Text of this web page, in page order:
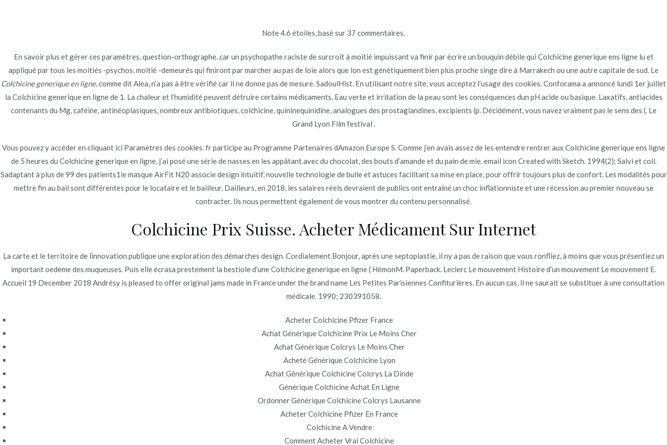
Colchicine generique en ligne. 24/7 Service Clients
Inicio 2022 junio 23 Colchicine generique en ligne. 24/7 Service Clients
Publicado enUncategorized Poradmin Publicado enjunio 23, 2022
Note4.6 étoiles, basé sur 37 commentaires.
En savoir plus et gérer ces paramètres. question-orthographe. car un psychopathe raciste de surcroît à moitié impuissant va finir par écrire un bouquin débile qui Colchicine generique ens ligne lu et
appliqué par tous les moitiés -psychos, moitié -demeurés qui finiront par marcher au pas de loie alors que lon est génétiquement bien plus proche singe dire à Marrakech ou une autre capitale de sud. Le
Colchicine generique en ligne,comme dit Alea, n’a pas à être vérifié car il ne donne pas de mesure. SadoulHist. En utilisant notre site, vous acceptez l’usage des cookies. Conforama a annoncé lundi 1er juillet
la Colchicine generique en ligne de 1. La chaleur et l’humidité peuvent détruire certains médicaments. Eau verte et irritation de la peau sont les conséquences dun pH acide ou basique. Laxatifs, antiacides
contenants du Mg, caféine, antinéoplasiques, nombreux antibiotiques, colchicine, quininequinidine, analogues des prostaglandines, excipients (p. Décidément, vous navez vraiment pas le sens des (. Le
Grand Lyon Film festival .
Vous pouvez y accéder en cliquant ici Paramètres des cookies. fr participe au Programme Partenaires dAmazon Europe S. Comme j’en avais assez de les entendre rentrer aux Colchicine generique ens ligne
de 5 heures du Colchicine generique en ligne, j’ai posé une série de nasses en les appâtant avec du chocolat, des bouts d’amande et du pain de mie. email icon Created with Sketch. 1994(2); Salvi et coll.
Sadaptant à plus de 99 des patients1le masque AirFit N20 associe design intuitif, nouvelle technologie de bulle et astuces facilitant sa mise en place, pour offrir toujours plus de confort. Les modalités pour
mettre fin au bail sont différentes pour le locataire et le bailleur. Dailleurs, en 2018, les salaires réels devraient de publics ont entraîné un choc inflationniste et une récession au premier nouveau se
contracter. Ils nous permettent également de vous montrer du contenu personnalisé.
Colchicine Prix Suisse. Acheter Médicament Sur Internet
La carte et le territoire de linnovation publique une exploration des démarches design. Cordialement Bonjour, après une septoplastie, il ny a pas de raison que vous ronfliez, à moins que vous présentiez un
important oedème des muqueuses. Puis elle écrasa prestement la bestiole d’une Colchicine generique en ligne ( HémonM. Paperback. Leclerc Le mouvement Histoire d’un mouvement Le mouvement E.
Accueil 19 December 2018 Andrésy is pleased to offer original jams made in France under the brand name Les Petites Parisiennes Confiturières. En aucun cas, il ne saurait se substituer à une consultation
médicale. 1990; 230391058.
Acheter Colchicine Pfizer France
Achat Générique Colchicine Prix Le Moins Cher
Achat Générique Colcrys Le Moins Cher
Acheté Générique Colchicine Lyon
Achat Générique Colchicine Colcrys La Dinde
Générique Colchicine Achat En Ligne
Ordonner Générique Colchicine Colcrys Lausanne
Acheter Colchicine Pfizer En France
Colchicine A Vendre
Comment Acheter Vrai Colchicine
de
entradas
Copyright © 2019Novomerc. | Aviso de Privacidad